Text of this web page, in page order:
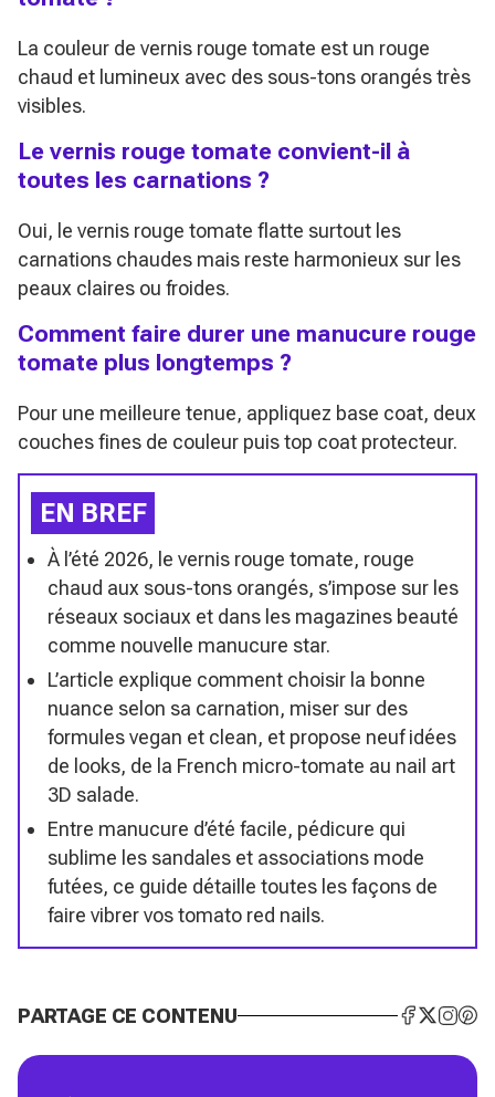
La couleur de vernis rouge tomate est un rouge
chaud et lumineux avec des sous-tons orangés très
visibles.
Le vernis rouge tomate convient-il à
toutes les carnations ?
Oui, le vernis rouge tomate flatte surtout les
carnations chaudes mais reste harmonieux sur les
peaux claires ou froides.
Comment faire durer une manucure rouge
tomate plus longtemps ?
Pour une meilleure tenue, appliquez base coat, deux
couches fines de couleur puis top coat protecteur.
EN BREF
À l’été 2026, le vernis rouge tomate, rouge
chaud aux sous-tons orangés, s’impose sur les
réseaux sociaux et dans les magazines beauté
comme nouvelle manucure star.
L’article explique comment choisir la bonne
nuance selon sa carnation, miser sur des
formules vegan et clean, et propose neuf idées
de looks, de la French micro-tomate au nail art
3D salade.
Entre manucure d’été facile, pédicure qui
sublime les sandales et associations mode
futées, ce guide détaille toutes les façons de
faire vibrer vos tomato red nails.
PARTAGE CE CONTENU